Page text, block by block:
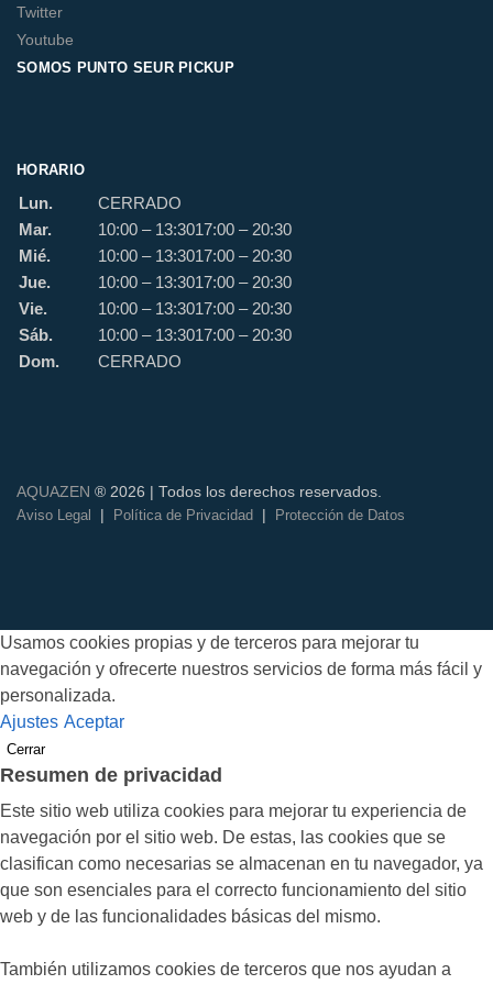
Twitter
Youtube
SOMOS PUNTO SEUR PICKUP
HORARIO
Lun.
CERRADO
Mar.
10:00 – 13:3017:00 – 20:30
Mié.
10:00 – 13:3017:00 – 20:30
Jue.
10:00 – 13:3017:00 – 20:30
Vie.
10:00 – 13:3017:00 – 20:30
Sáb.
10:00 – 13:3017:00 – 20:30
Dom.
CERRADO
AQUAZEN ® 2026 | Todos los derechos reservados.
Aviso Legal
| Política de Privacidad | Protección de Datos
Usamos cookies propias y de terceros para mejorar tu
navegación y ofrecerte nuestros servicios de forma más fácil y
personalizada.
Ajustes Aceptar
Cerrar
Resumen de privacidad
Este sitio web utiliza cookies para mejorar tu experiencia de
navegación por el sitio web. De estas, las cookies que se
clasifican como necesarias se almacenan en tu navegador, ya
que son esenciales para el correcto funcionamiento del sitio
web y de las funcionalidades básicas del mismo.
También utilizamos cookies de terceros que nos ayudan a